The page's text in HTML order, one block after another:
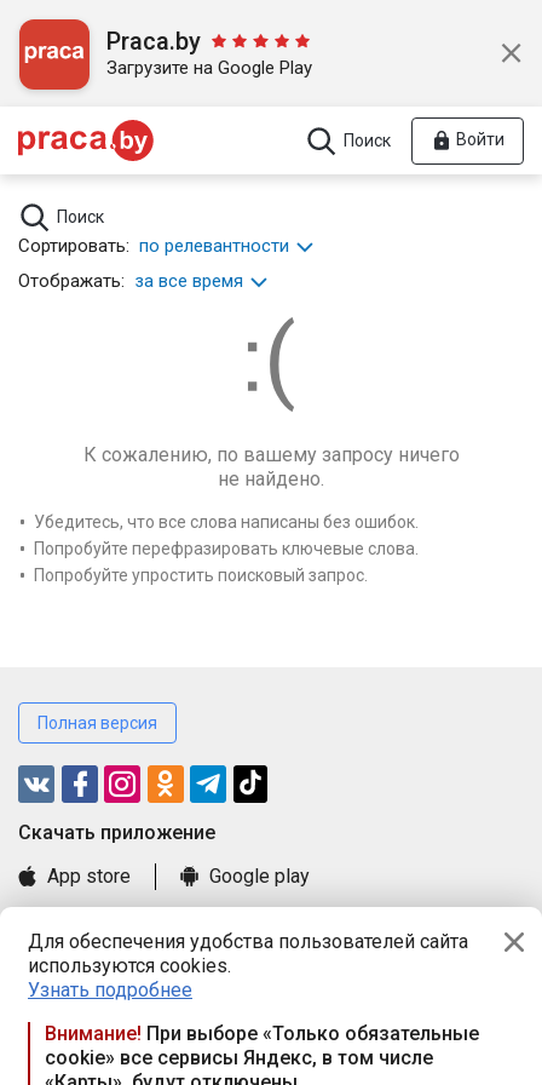
Для обеспечения удобства пользователей сайта
используются cookies.
Узнать подробнее
Внимание! При выборе «Только обязательные
cookie» все сервисы Яндекс, в том числе
Praca.by
Загрузите на Google Play
Поиск Войти
Поиск
Сортировать: по релевантности
Отображать: за все время
К сожалению, по вашему запросу ничего
не найдено.
Убедитесь, что все слова написаны без ошибок.
Попробуйте перефразировать ключевые слова.
Попробуйте упростить поисковый запрос.
Полная версия
Cкачать приложение
App store
Google play
Книга замечаний и предложений
Правила и документы
Praca.by © 2000—2026, ООО «ПРАЦА БАЙ»
Республика Беларусь, 220114, г. Минск, пр-т Независимости
117а, пом. № 9.